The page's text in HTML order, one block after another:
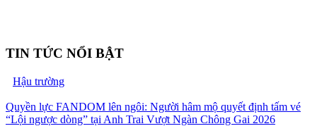
TIN TỨC NỔI BẬT
Hậu trường
Quyền lực FANDOM lên ngôi: Người hâm mộ quyết định tấm vé
“Lội ngược dòng” tại Anh Trai Vượt Ngàn Chông Gai 2026